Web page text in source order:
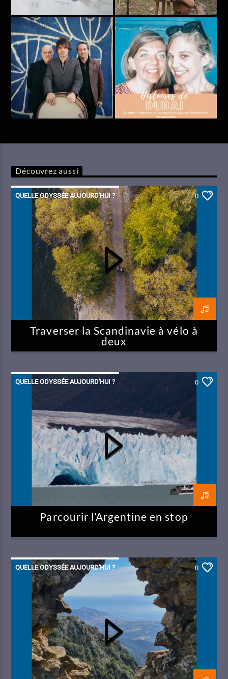
Découvrez aussi
QUELLE ODYSSÉE AUJOURD'HUI ? 0
Traverser la Scandinavie à vélo à
deux
QUELLE ODYSSÉE AUJOURD'HUI ? 0
Parcourir l’Argentine en stop
QUELLE ODYSSÉE AUJOURD'HUI ? 0